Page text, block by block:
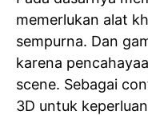
memerlukan alat
sempurna. Dan
karena
scene. Sebagai
3D untuk